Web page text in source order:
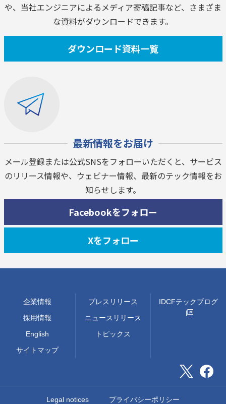
や、当社エンジニアによるメディア寄稿記事など、さまざま
な資料がダウンロードできます。
ダウンロード資料一覧
最新情報をお届け
メール登録または公式SNSをフォローいただくと、サービス
のリリース情報や、ウェビナー情報、最新のテック情報をお
知らせします。
Facebookをフォロー
Xをフォロー
企業情報
採用情報
English
サイトマップ
プレスリリース
ニュースリリース
トピックス
IDCFテックブログ
Legal notices プライバシーポリシー